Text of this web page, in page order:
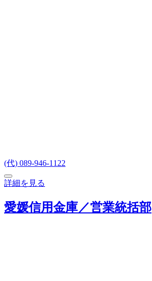
(代) 089-946-1122
詳細を見る
愛媛信用金庫／営業統括部